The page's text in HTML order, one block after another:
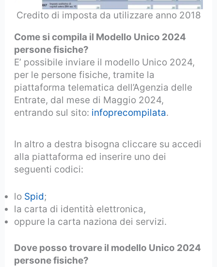
Credito di imposta da utilizzare anno 2018
Come si compila il Modello Unico 2024
persone fisiche?
E’ possibile inviare il modello Unico 2024,
per le persone fisiche, tramite la
piattaforma telematica dell’Agenzia delle
Entrate, dal mese di Maggio 2024,
entrando sul sito: infoprecompilata.
In altro a destra bisogna cliccare su accedi
alla piattaforma ed inserire uno dei
seguenti codici:
lo Spid;
la carta di identità elettronica,
oppure la carta naziona dei servizi.
Dove posso trovare il modello Unico 2024
persone fisiche?